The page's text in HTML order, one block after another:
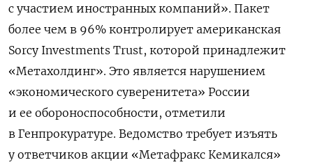
с участием иностранных компаний». Пакет
более чем в 96% контролирует американская
Sorcy Investments Trust, которой принадлежит
«Метахолдинг». Это является нарушением
«экономического суверенитета» России
и ее обороноспособности, отметили
в Генпрокуратуре. Ведомство требует изъять
у ответчиков акции «Метафракс Кемикался»